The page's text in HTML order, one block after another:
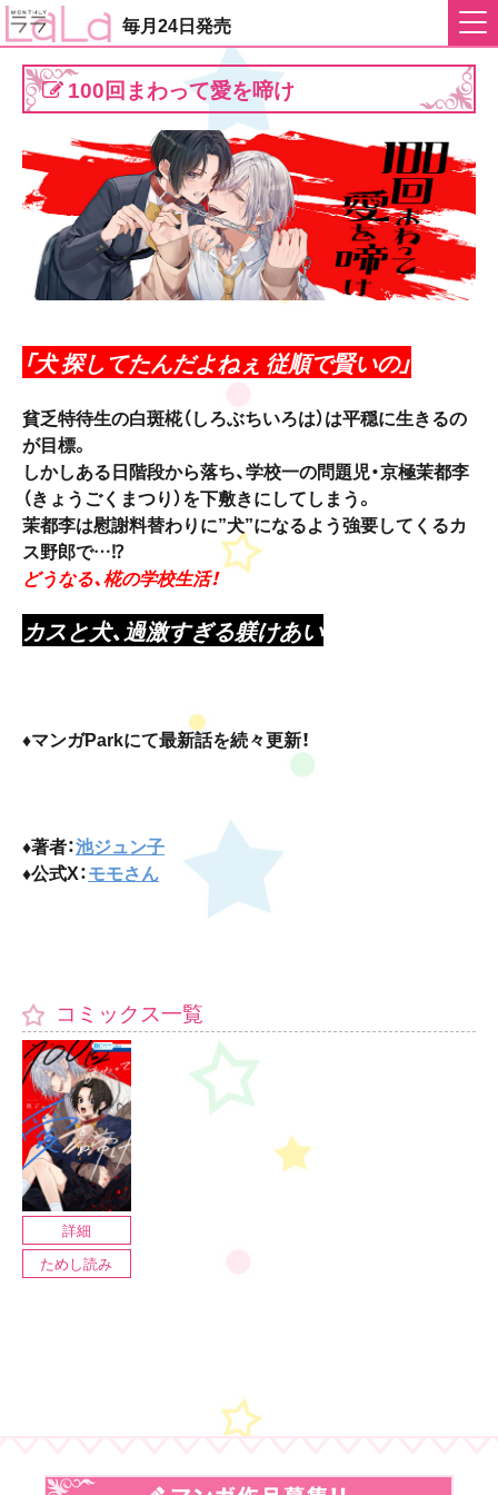
毎月24日発売
100回まわって愛を啼け
「犬 探してたんだよねぇ 従順で賢いの」
貧乏特待生の白斑椛（しろぶちいろは）は平穏に生きるの
が目標。
しかしある日階段から落ち、学校一の問題児・京極茉都李
（きょうごくまつり）を下敷きにしてしまう。
茉都李は慰謝料替わりに”犬”になるよう強要してくるカ
ス野郎で…⁉
どうなる、椛の学校生活！
カスと犬、過激すぎる躾けあい
♦マンガParkにて最新話を続々更新！
♦著者：池ジュン子
♦公式X：モモさん
コミックス一覧
詳細
ためし読み